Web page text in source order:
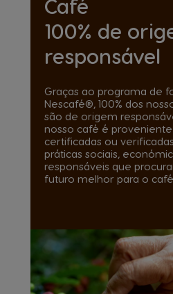
Café
100% de
responsável
Graças ao programa de
Nescafé®, 100% dos
são de origem
nosso café é
certificadas ou
práticas sociais,
responsáveis que
futuro melhor para o café.